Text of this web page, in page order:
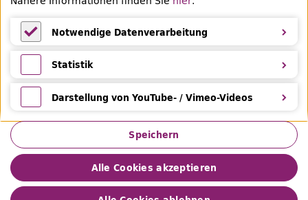
Ferien
Medientipps und Angebote
Impressum Datenschutz
Leichte Sprache
Gebärdensprache
Privatsphäre
Barrierefreiheit
Notwendige Datenverarbeitung
Notwendige Datenverarbeitung
Statistik
StatistikDarstellung von YouTube- / Vimeo-Videos
Darstellung von YouTube- / Vimeo-Videos
Speichern
Alle Cookies akzeptieren